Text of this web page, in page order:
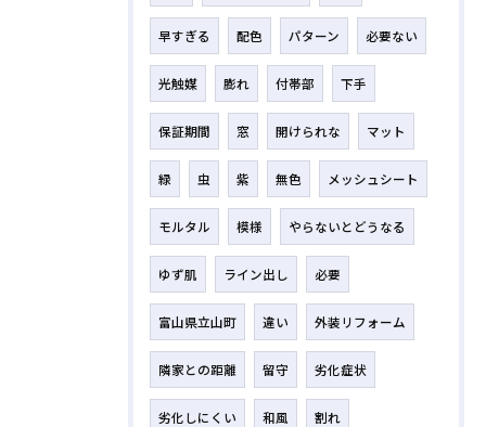
早すぎる 配色 パターン 必要ない
光触媒 膨れ 付帯部 下手
保証期間 窓 開けられな マット
緑 虫 紫 無色 メッシュシート
モルタル 模様 やらないとどうなる
ゆず肌 ライン出し 必要
富山県立山町 違い 外装リフォーム
隣家との距離 留守 劣化症状
劣化しにくい 和風 割れ